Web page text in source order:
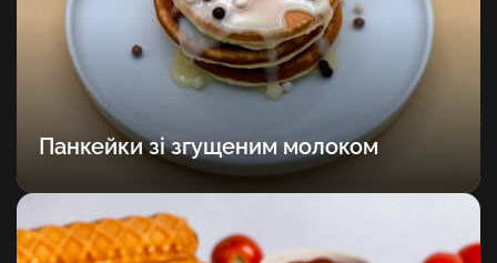
Панкейки зі згущеним молоком